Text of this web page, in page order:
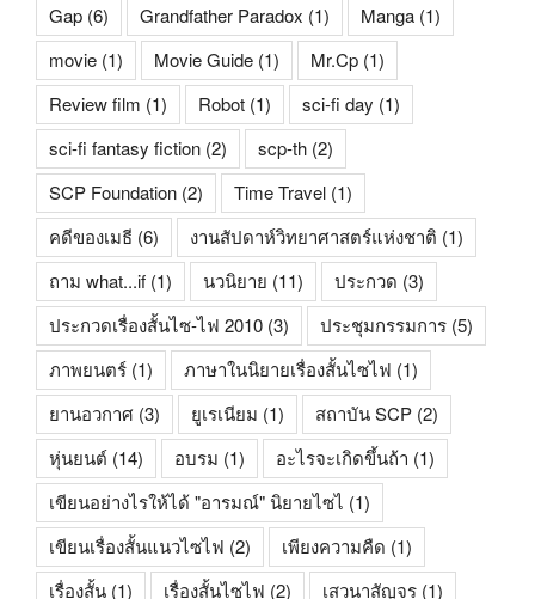
Gap (6) Grandfather Paradox (1) Manga (1)
movie (1) Movie Guide (1) Mr.Cp (1)
Review film (1) Robot (1) sci-fi day (1)
sci-fi fantasy fiction (2) scp-th (2)
SCP Foundation (2) Time Travel (1)
คดีของเมธี (6) งานสัปดาห์วิทยาศาสตร์แห่งชาติ (1)
ถาม what...if (1) นวนิยาย (11) ประกวด (3)
ประกวดเรื่องสั้นไซ-ไฟ 2010 (3) ประชุมกรรมการ (5)
ภาพยนตร์ (1) ภาษาในนิยายเรื่องสั้นไซไฟ (1)
ยานอวกาศ (3) ยูเรเนียม (1) สถาบัน SCP (2)
หุ่นยนต์ (14) อบรม (1) อะไรจะเกิดขึ้นถ้า (1)
เขียนอย่างไรให้ได้ "อารมณ์" นิยายไซไ (1)
เขียนเรื่องสั้นแนวไซไฟ (2) เพียงความคืด (1)
เรื่องสั้น (1) เรื่องสั้นไซไฟ (2) เสวนาสัญจร (1)